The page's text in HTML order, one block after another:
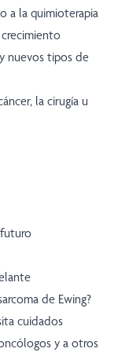
a la quimioterapia
crecimiento
nuevos tipos de
la cirugía u
de Ewing?
cuidados
y a otros